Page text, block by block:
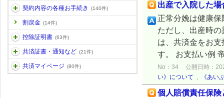
契約内容の各種お手続き (140件)
割戻金 (14件)
控除証明書 (63件)
共済証書・通知など (21件)
共済マイページ (80件)
出産で入院した
正常分娩は健康
ただし、出産時
は、共済金をお
す。 お支払い例
No：34
公開日時：
い》について , 《あい
個人賠償責任保